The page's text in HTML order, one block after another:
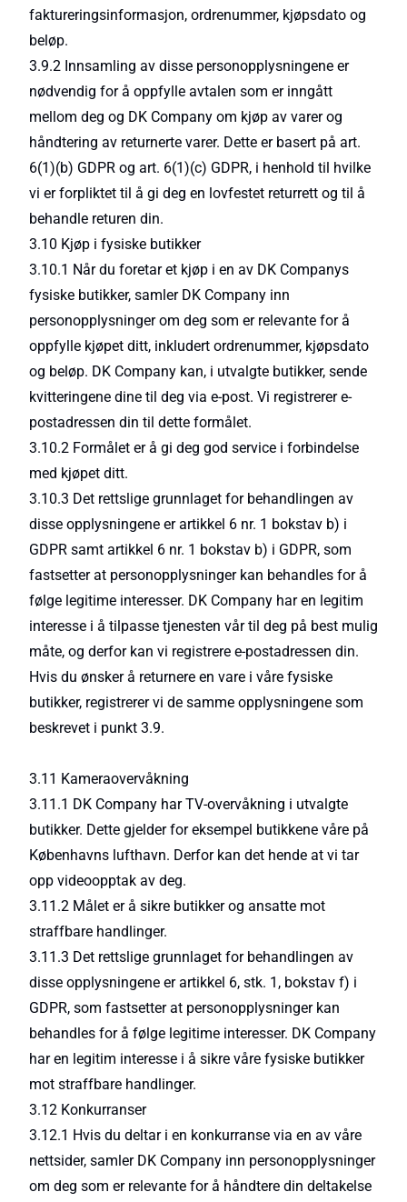
faktureringsinformasjon, ordrenummer, kjøpsdato og
beløp.
3.9.2 Innsamling av disse personopplysningene er
nødvendig for å oppfylle avtalen som er inngått
mellom deg og DK Company om kjøp av varer og
håndtering av returnerte varer. Dette er basert på art.
6(1)(b) GDPR og art. 6(1)(c) GDPR, i henhold til hvilke
vi er forpliktet til å gi deg en lovfestet returrett og til å
behandle returen din.
3.10 Kjøp i fysiske butikker
3.10.1 Når du foretar et kjøp i en av DK Companys
fysiske butikker, samler DK Company inn
personopplysninger om deg som er relevante for å
oppfylle kjøpet ditt, inkludert ordrenummer, kjøpsdato
og beløp. DK Company kan, i utvalgte butikker, sende
kvitteringene dine til deg via e-post. Vi registrerer e-
postadressen din til dette formålet.
3.10.2 Formålet er å gi deg god service i forbindelse
med kjøpet ditt.
3.10.3 Det rettslige grunnlaget for behandlingen av
disse opplysningene er artikkel 6 nr. 1 bokstav b) i
GDPR samt artikkel 6 nr. 1 bokstav b) i GDPR, som
fastsetter at personopplysninger kan behandles for å
følge legitime interesser. DK Company har en legitim
interesse i å tilpasse tjenesten vår til deg på best mulig
måte, og derfor kan vi registrere e-postadressen din.
Hvis du ønsker å returnere en vare i våre fysiske
butikker, registrerer vi de samme opplysningene som
beskrevet i punkt 3.9.
3.11 Kameraovervåkning
3.11.1 DK Company har TV-overvåkning i utvalgte
butikker. Dette gjelder for eksempel butikkene våre på
Københavns lufthavn. Derfor kan det hende at vi tar
opp videoopptak av deg.
3.11.2 Målet er å sikre butikker og ansatte mot
straffbare handlinger.
3.11.3 Det rettslige grunnlaget for behandlingen av
disse opplysningene er artikkel 6, stk. 1, bokstav f) i
GDPR, som fastsetter at personopplysninger kan
behandles for å følge legitime interesser. DK Company
har en legitim interesse i å sikre våre fysiske butikker
mot straffbare handlinger.
3.12 Konkurranser
3.12.1 Hvis du deltar i en konkurranse via en av våre
nettsider, samler DK Company inn personopplysninger
om deg som er relevante for å håndtere din deltakelse